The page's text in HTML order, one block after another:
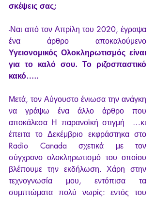
σκέψεις σας;
-Ναι από τον Απρίλη του 2020, έγραψα
Υγειονομικός Ολοκληρωτισμός είναι
για το καλό σου. Το ριζοσπαστικό
κακό…..
Μετά, τον Αύγουστο ένιωσα την ανάγκη
να γράψω ένα άλλο άρθρο που
αποκάλεσα Η παρανοϊκή στιγμή
  …κι
έπειτα το Δεκέμβριο εκφράστηκα στο
Radio Canada σχετικά με τον
σύγχρονο ολοκληρωτισμό του οποίου
βλέπουμε την εκδήλωση. Χάρη στην
τεχνογνωσία μου, εντόπισα τα
συμπτώματα πολύ νωρίς: εντός του